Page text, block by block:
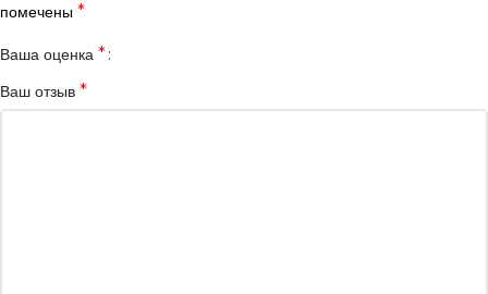
помечены *
Ваша оценка *
Ваш отзыв *